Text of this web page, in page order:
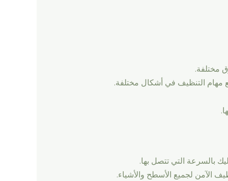
مختلفة.
بالسرعة التي تتصل بها.
الآمن لجميع الأسطح والأشياء.